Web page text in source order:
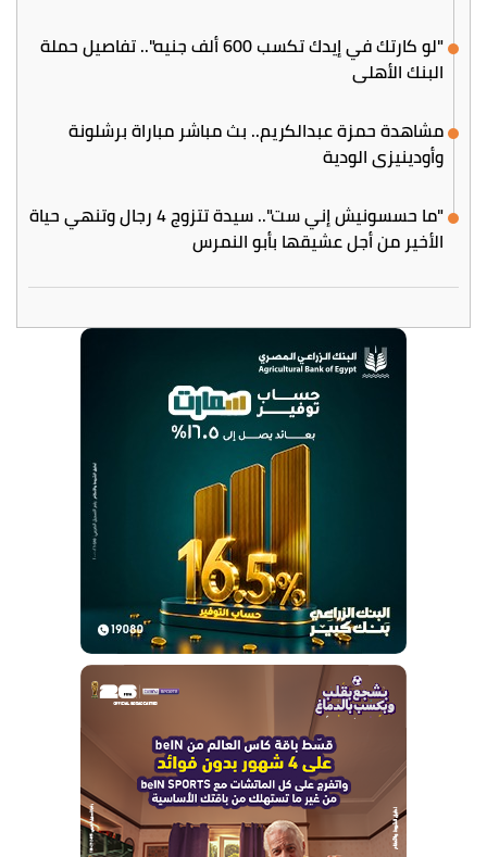
"لو كارتك في إيدك تكسب 600 ألف جنيه".. تفاصيل حملة
البنك الأهلي
مشاهدة حمزة عبدالكريم.. بث مباشر مباراة برشلونة
وأودينيزي الودية
"ما حسسونيش إني ست".. سيدة تتزوج 4 رجال وتنهي حياة
الأخير من أجل عشيقها بأبو النمرس